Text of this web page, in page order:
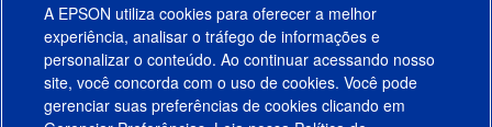
A EPSON utiliza cookies para oferecer a melhor
experiência, analisar o tráfego de informações e
personalizar o conteúdo. Ao continuar acessando nosso
site, você concorda com o uso de cookies. Você pode
gerenciar suas preferências de cookies clicando em